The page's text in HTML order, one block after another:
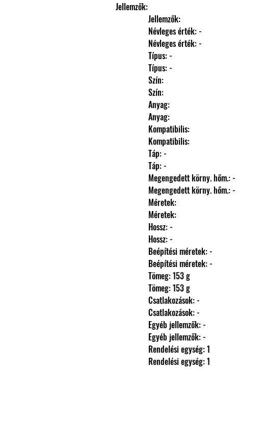
Jellemzők:
                Jellemzők:
                Névleges érték: -
                Névleges érték: -
                Típus: -
                Típus: -
                Szín:
                Szín:
                Anyag:
                Anyag:
                Kompatibilis:
                Kompatibilis:
                Táp: -
                Táp: -
                Megengedett körny. hőm.: -
                Megengedett körny. hőm.: -
                Méretek:
                Méretek:
                Hossz: -
                Hossz: -
                Beépítési méretek: -
                Beépítési méretek: -
                Tömeg: 153 g
                Tömeg: 153 g
                Csatlakozások: -
                Csatlakozások: -
                Egyéb jellemzők: -
                Egyéb jellemzők: -
                Rendelési egység: 1
                Rendelési egység: 1